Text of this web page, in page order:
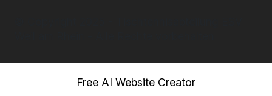
Free AI Website Creator